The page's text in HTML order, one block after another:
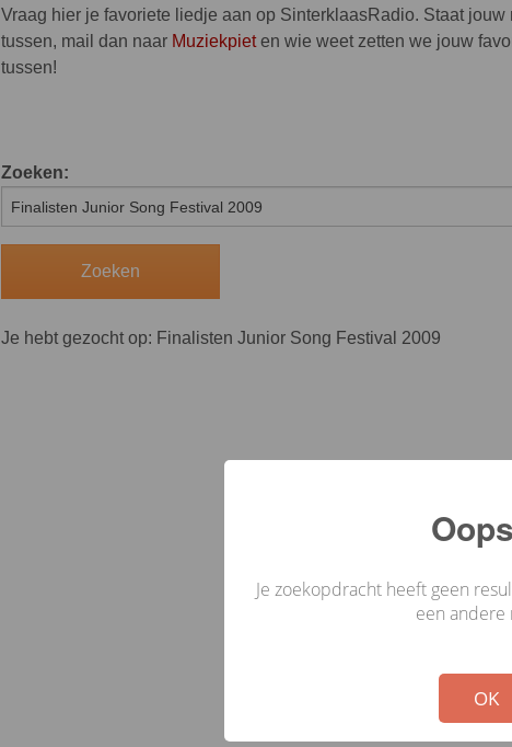
Vraag hier je favoriete liedje aan op SinterklaasRadio. Staat jouw
tussen, mail dan naar Muziekpieten wie weet zetten we jouw
tussen!
Zoeken:
Je hebt gezocht op: Finalisten Junior Song Festival 2009
Je zoekopdracht heeft geen
een andere
OK